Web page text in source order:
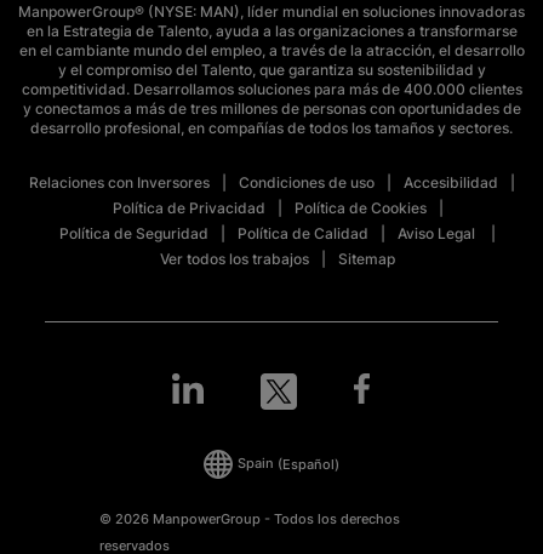
ManpowerGroup® (NYSE: MAN), líder mundial en soluciones innovadoras
en la Estrategia de Talento, ayuda a las organizaciones a transformarse
en el cambiante mundo del empleo, a través de la atracción, el desarrollo
y el compromiso del Talento, que garantiza su sostenibilidad y
competitividad. Desarrollamos soluciones para más de 400.000 clientes
y conectamos a más de tres millones de personas con oportunidades de
desarrollo profesional, en compañías de todos los tamaños y sectores.
Relaciones con Inversores Condiciones de uso
Accesibilidad
Política de Privacidad
Política de Cookies
Política de Seguridad
Política de Calidad
Aviso Legal
Ver todos los trabajos
Sitemap
© 2026 ManpowerGroup - Todos los derechos
reservados
Spain (Español)